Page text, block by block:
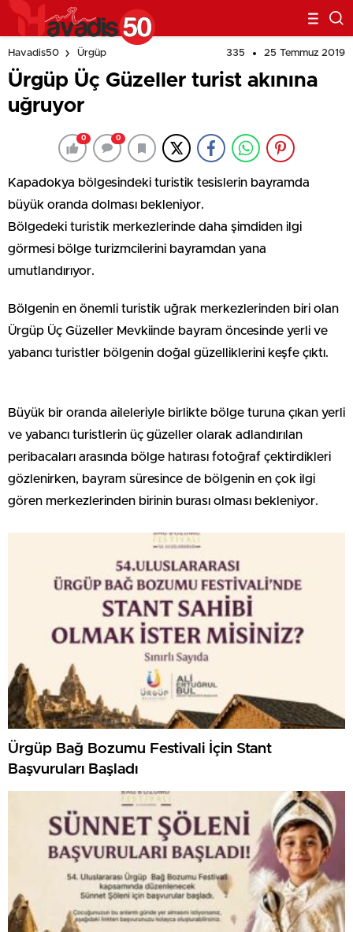
Havadis50 Ürgüp 335 25 Temmuz 2019
Ürgüp Üç Güzeller turist akınına
uğruyor
0 0
Kapadokya bölgesindeki turistik tesislerin bayramda
büyük oranda dolması bekleniyor.
Bölgedeki turistik merkezlerinde daha şimdiden ilgi
görmesi bölge turizmcilerini bayramdan yana
umutlandırıyor.
Bölgenin en önemli turistik uğrak merkezlerinden biri olan
Ürgüp Üç Güzeller Mevkiinde bayram öncesinde yerli ve
yabancı turistler bölgenin doğal güzelliklerini keşfe çıktı.
Büyük bir oranda aileleriyle birlikte bölge turuna çıkan yerli
ve yabancı turistlerin üç güzeller olarak adlandırılan
peribacaları arasında bölge hatırası fotoğraf çektirdikleri
gözlenirken, bayram süresince de bölgenin en çok ilgi
gören merkezlerinden birinin burası olması bekleniyor.
Ürgüp Bağ Bozumu Festivali İçin Stant
Başvuruları Başladı